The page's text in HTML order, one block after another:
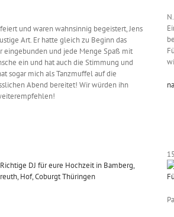
und waren wahnsinnig begeistert, Jens
Art. Er hatte gleich zu Beginn das
eingebunden und jede Menge Spaß mit
ein und hat auch die Stimmung und
sogar mich als Tanzmuffel auf die
Abend bereitet! Wir würden ihn